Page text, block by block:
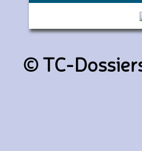
8186
© TC-